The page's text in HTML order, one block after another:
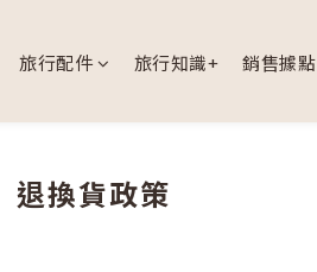
旅行配件 旅行知識+ 銷售據點
退換貨政策